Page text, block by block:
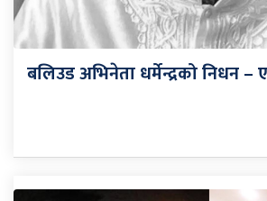
बलिउड अभिनेता धर्मेन्द्रको निधन